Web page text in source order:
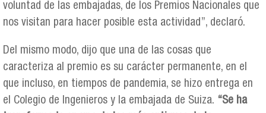
voluntad de las embajadas, de los Premios Nacionales que
nos visitan para hacer posible esta actividad”, declaró.
Del mismo modo, dijo que una de las cosas que
caracteriza al premio es su carácter permanente, en el
que incluso, en tiempos de pandemia, se hizo entrega en
el Colegio de Ingenieros y la embajada de Suiza. “Se ha